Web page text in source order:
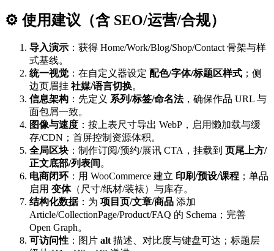
⚙️ 使用建议（含 SEO/运营/合规）
导入演示 ：获得 Home/Work/Blog/Shop/Contact 骨架与样
式基线。
统一视觉：在自定义器设定 配色/字体/标题区样式 ；侧
边页眉挂 社媒/语言切换。
信息架构 ：先定义 系列/标签/命名法，确保作品 URL 与
面包屑一致。
图像与速度 ：按上表尺寸导出 WebP，启用懒加载与缓
存/CDN；首屏控制资源体积。
全局区块 ：制作订阅/预约/展讯 CTA，挂载到 页尾上方/
正文底部/列表间。
电商闭环 ：用 WooCommerce 建立 印刷/预设/课程 ；单品
启用 变体（尺寸/纸材/装裱）与库存。
结构化数据：为 项目页/文章/商品 添加
Article/CollectionPage/Product/FAQ 的 Schema；完善
Open Graph。
可访问性 ：图片 alt描述、对比度与键盘可达；标题层